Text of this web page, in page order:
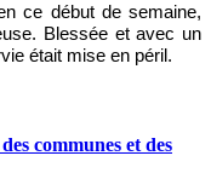
ce début de semaine,
Blessée et avec un
était mise en péril.
communes et des